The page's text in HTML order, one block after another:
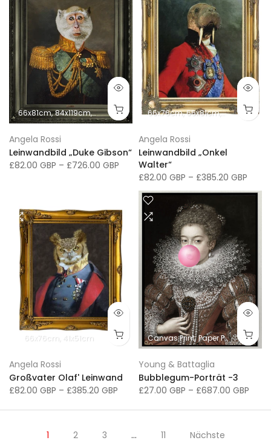
66x81cm 84x119cm 102x152cm 66x76cm 91x117cm 107x137cm
Angela Rossi
Leinwandbild „Duke Gibson“
£82.00 GBP – £726.00 GBP
66x76cm 66x81cm 41x51cm
Angela Rossi
Leinwandbild „Onkel
Walter“
£82.00 GBP – £385.20 GBP
66x76cm 41x51cm
Angela Rossi
Großvater Olaf' Leinwand
£82.00 GBP – £385.20 GBP
Canvas Print Paper Print
Young & Battaglia
Bubblegum-Porträt -3
£27.00 GBP – £687.00 GBP
1 2 3 … 11 Nächste